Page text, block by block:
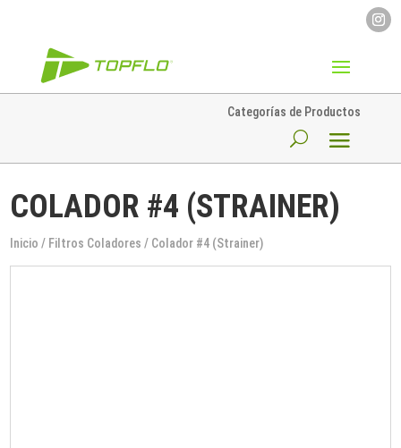
Categorías de Productos
COLADOR #4 (STRAINER)
Inicio / Filtros Coladores / Colador #4 (Strainer)